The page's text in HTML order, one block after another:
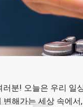
러분! 오늘은 우리 일
변해가는 세상 속에